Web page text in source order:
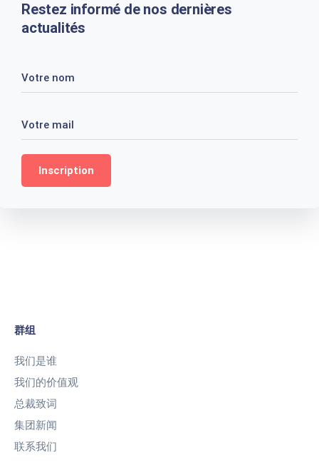
Restez informé de nos dernières
actualités
Votre nom
Votre mail
群组
我们是谁
我们的价值观
总裁致词
集团新闻
联系我们